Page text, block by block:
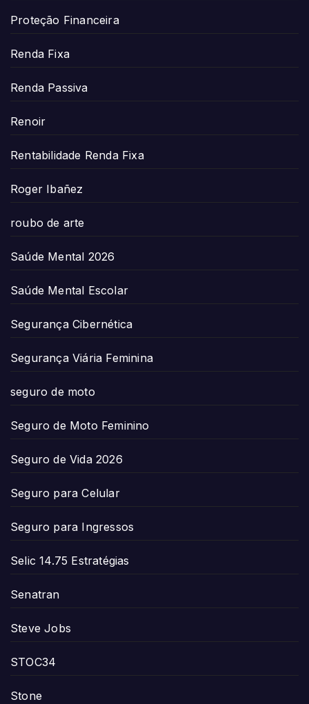
Proteção Financeira
Renda Fixa
Renda Passiva
Renoir
Rentabilidade Renda Fixa
Roger Ibañez
roubo de arte
Saúde Mental 2026
Saúde Mental Escolar
Segurança Cibernética
Segurança Viária Feminina
seguro de moto
Seguro de Moto Feminino
Seguro de Vida 2026
Seguro para Celular
Seguro para Ingressos
Selic 14.75 Estratégias
Senatran
Steve Jobs
STOC34
Stone